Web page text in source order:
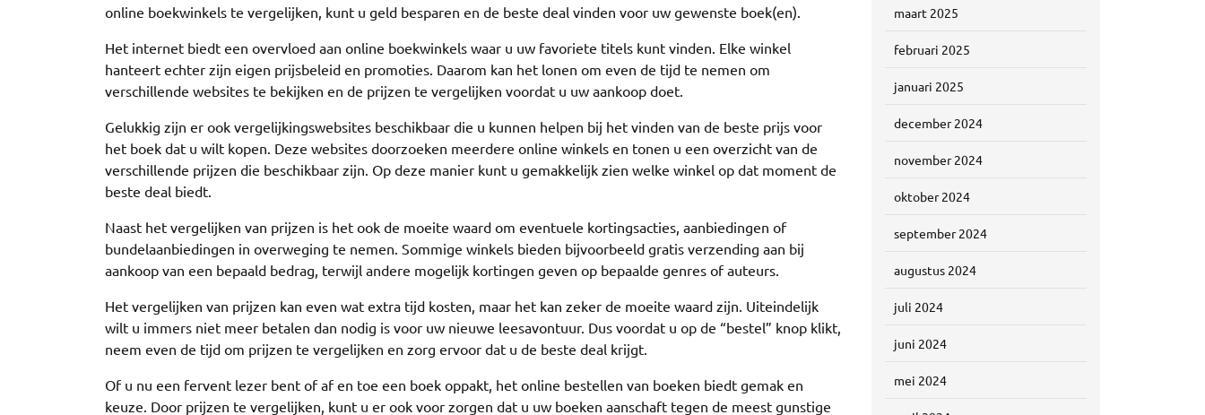
online boekwinkels te vergelijken, kunt u geld besparen en de beste deal vinden voor uw gewenste boek(en).
Het internet biedt een overvloed aan online boekwinkels waar u uw favoriete titels kunt vinden. Elke winkel
hanteert echter zijn eigen prijsbeleid en promoties. Daarom kan het lonen om even de tijd te nemen om
verschillende websites te bekijken en de prijzen te vergelijken voordat u uw aankoop doet.
Gelukkig zijn er ook vergelijkingswebsites beschikbaar die u kunnen helpen bij het vinden van de beste prijs voor
het boek dat u wilt kopen. Deze websites doorzoeken meerdere online winkels en tonen u een overzicht van de
verschillende prijzen die beschikbaar zijn. Op deze manier kunt u gemakkelijk zien welke winkel op dat moment de
beste deal biedt.
Naast het vergelijken van prijzen is het ook de moeite waard om eventuele kortingsacties, aanbiedingen of
bundelaanbiedingen in overweging te nemen. Sommige winkels bieden bijvoorbeeld gratis verzending aan bij
aankoop van een bepaald bedrag, terwijl andere mogelijk kortingen geven op bepaalde genres of auteurs.
Het vergelijken van prijzen kan even wat extra tijd kosten, maar het kan zeker de moeite waard zijn. Uiteindelijk
wilt u immers niet meer betalen dan nodig is voor uw nieuwe leesavontuur. Dus voordat u op de “bestel” knop klikt,
neem even de tijd om prijzen te vergelijken en zorg ervoor dat u de beste deal krijgt.
Of u nu een fervent lezer bent of af en toe een boek oppakt, het online bestellen van boeken biedt gemak en
keuze. Door prijzen te vergelijken, kunt u er ook voor zorgen dat u uw boeken aanschaft tegen de meest gunstige
maart 2025
februari 2025
januari 2025
december 2024
november 2024
oktober 2024
september 2024
augustus 2024
juli 2024
juni 2024
mei 2024